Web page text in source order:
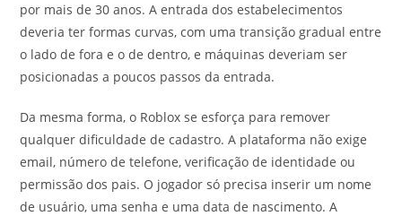
por mais de 30 anos. A entrada dos estabelecimentos
deveria ter formas curvas, com uma transição gradual entre
o lado de fora e o de dentro, e máquinas deveriam ser
posicionadas a poucos passos da entrada.
Da mesma forma, o Roblox se esforça para remover
qualquer dificuldade de cadastro. A plataforma não exige
email, número de telefone, verificação de identidade ou
permissão dos pais. O jogador só precisa inserir um nome
de usuário, uma senha e uma data de nascimento. A